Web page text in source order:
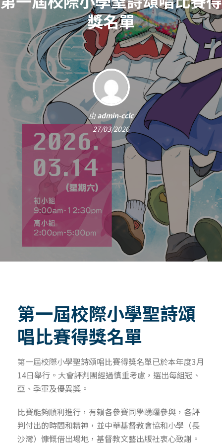
獎名單
由admin-cclc
27/03/2026
第一屆校際小學聖詩頌
唱比賽得獎名單
第一屆校際小學聖詩頌唱比賽得獎名單已於本年度3月
14日舉行。大會評判團經過慎重考慮，選出每組冠、
亞、季軍及優異獎。
比賽能夠順利進行，有賴各參賽同學踴躍參與，各評
判付出的時間和精神，並中華基督教會協和小學（長
沙灣）慷慨借出場地，基督教文藝出版社衷心致謝。